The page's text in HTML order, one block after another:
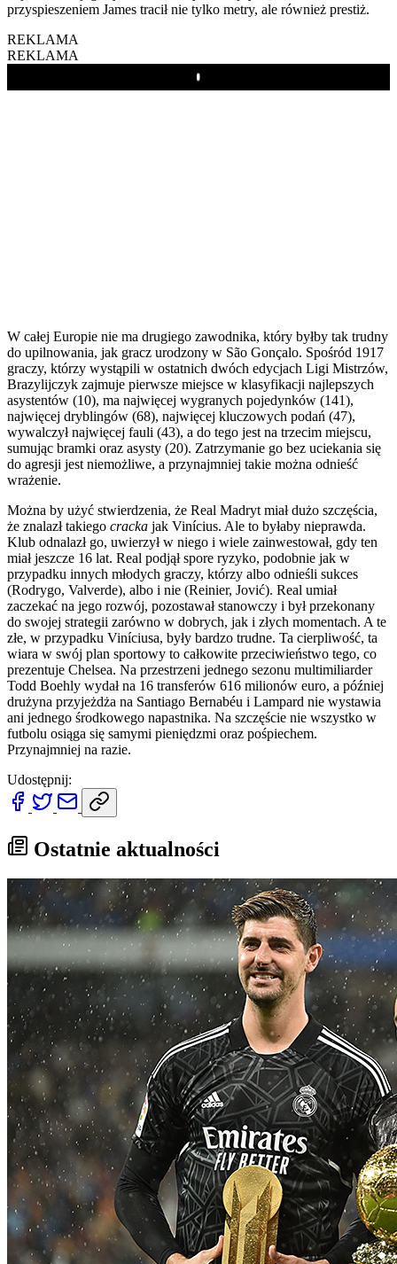
przyspieszeniem James tracił nie tylko metry, ale również prestiż.
REKLAMA
REKLAMA
Play
W całej Europie nie ma drugiego zawodnika, który byłby tak trudny
do upilnowania, jak gracz urodzony w São Gonçalo. Spośród 1917
graczy, którzy wystąpili w ostatnich dwóch edycjach Ligi Mistrzów,
Brazylijczyk zajmuje pierwsze miejsce w klasyfikacji najlepszych
asystentów (10), ma najwięcej wygranych pojedynków (141),
najwięcej dryblingów (68), najwięcej kluczowych podań (47),
wywalczył najwięcej fauli (43), a do tego jest na trzecim miejscu,
sumując bramki oraz asysty (20). Zatrzymanie go bez uciekania się
do agresji jest niemożliwe, a przynajmniej takie można odnieść
wrażenie.
Można by użyć stwierdzenia, że Real Madryt miał dużo szczęścia,
że znalazł takiego cracka jak Vinícius. Ale to byłaby nieprawda.
Klub odnalazł go, uwierzył w niego i wiele zainwestował, gdy ten
miał jeszcze 16 lat. Real podjął spore ryzyko, podobnie jak w
przypadku innych młodych graczy, którzy albo odnieśli sukces
(Rodrygo, Valverde), albo i nie (Reinier, Jović). Real umiał
zaczekać na jego rozwój, pozostawał stanowczy i był przekonany
do swojej strategii zarówno w dobrych, jak i złych momentach. A te
złe, w przypadku Viníciusa, były bardzo trudne. Ta cierpliwość, ta
wiara w swój plan sportowy to całkowite przeciwieństwo tego, co
prezentuje Chelsea. Na przestrzeni jednego sezonu multimiliarder
Todd Boehly wydał na 16 transferów 616 milionów euro, a później
drużyna przyjeżdża na Santiago Bernabéu i Lampard nie wystawia
ani jednego środkowego napastnika. Na szczęście nie wszystko w
futbolu osiąga się samymi pieniędzmi oraz pośpiechem.
Przynajmniej na razie.
Udostępnij:
Ostatnie aktualności